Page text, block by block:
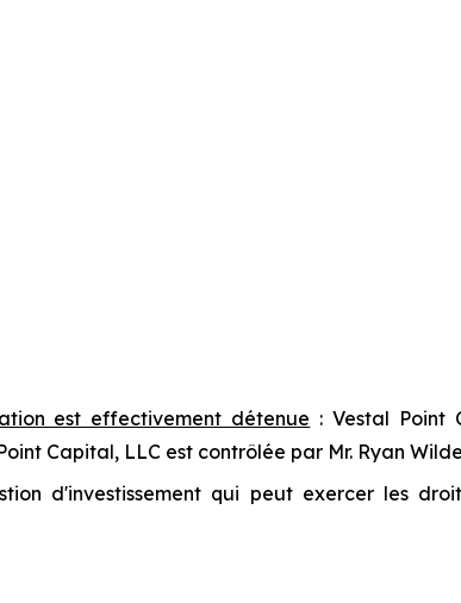
est effectivement détenue : Vestal Point
Capital, LLC est contrôlée par Mr. Ryan
d'investissement qui peut exercer les